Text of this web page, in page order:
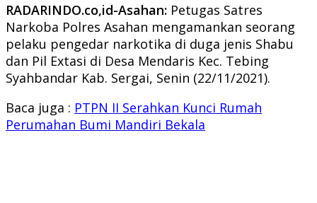
RADARINDO.co,id-Asahan: Petugas Satres
Narkoba Polres Asahan mengamankan seorang
pelaku pengedar narkotika di duga jenis Shabu
dan Pil Extasi di Desa Mendaris Kec. Tebing
Syahbandar Kab. Sergai, Senin (22/11/2021).
Baca juga : PTPN II Serahkan Kunci Rumah
Perumahan Bumi Mandiri Bekala